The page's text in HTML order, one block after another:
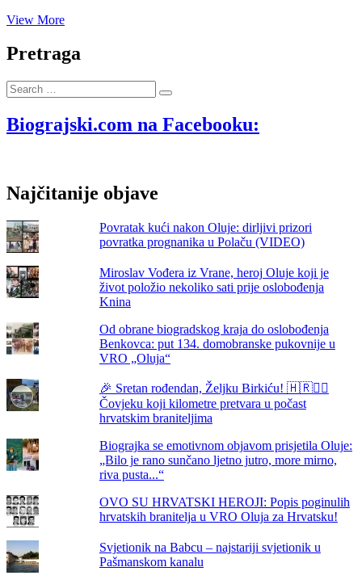
View MoreHeroj
Đinđić
iz
Jakova
–
pogibije
Sokoluši
Pretraga
Search
…
Biograjski.com na Facebooku:
Najčitanije objave
Povratak kući nakon Oluje: dirljivi prizori
povratka prognanika u Polaču (VIDEO)
Miroslav Vođera iz Vrane, heroj Oluje koji je
život položio nekoliko sati prije oslobođenja
Knina
Od obrane biogradskog kraja do oslobođenja
Benkovca: put 134. domobranske pukovnije u
VRO „Oluja“
🎉 Sretan rođendan, Željku Birkiću! 🇭🇷🏃‍♂️
Čovjeku koji kilometre pretvara u počast
hrvatskim braniteljima
Biograjka se emotivnom objavom prisjetila Oluje:
„Bilo je rano sunčano ljetno jutro, more mirno,
riva pusta...“
OVO SU HRVATSKI HEROJI: Popis poginulih
hrvatskih branitelja u VRO Oluja za Hrvatsku!
Svjetionik na Babcu – najstariji svjetionik u
Pašmanskom kanalu